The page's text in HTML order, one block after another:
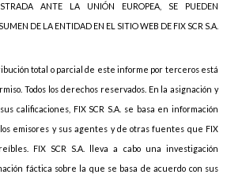
ANTE LA UNIÓN EUROPEA, SE PUEDEN
DE LA ENTIDAD EN EL SITIO WEB DE FIX SCR S.A.
total o parcial de este informe por terceros está
Todos los derechos reservados. En la asignación y
calificaciones, FIX SCR S.A. se basa en información
emisores y sus agentes y de otras fuentes que FIX
FIX SCR S.A. lleva a cabo una investigación
fáctica sobre la que se basa de acuerdo con sus